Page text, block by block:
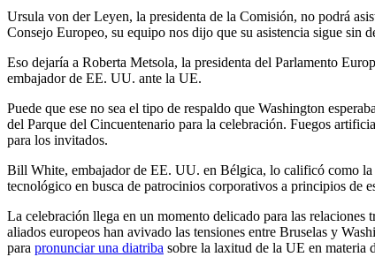
Ursula von der Leyen, la presidenta de la Comisión, no podrá
Consejo Europeo, su equipo nos dijo que su asistencia sigue sin
Eso dejaría a Roberta Metsola, la presidenta del Parlamento
embajador de EE. UU. ante la UE.
Puede que ese no sea el tipo de respaldo que Washington
del Parque del Cincuentenario para la celebración. Fuegos
para los invitados.
Bill White, embajador de EE. UU. en Bélgica, lo calificó como la
tecnológico en busca de patrocinios corporativos a principios de
La celebración llega en un momento delicado para las
aliados europeos han avivado las tensiones entre Bruselas y
para pronunciar una diatriba sobre la laxitud de la UE en materia